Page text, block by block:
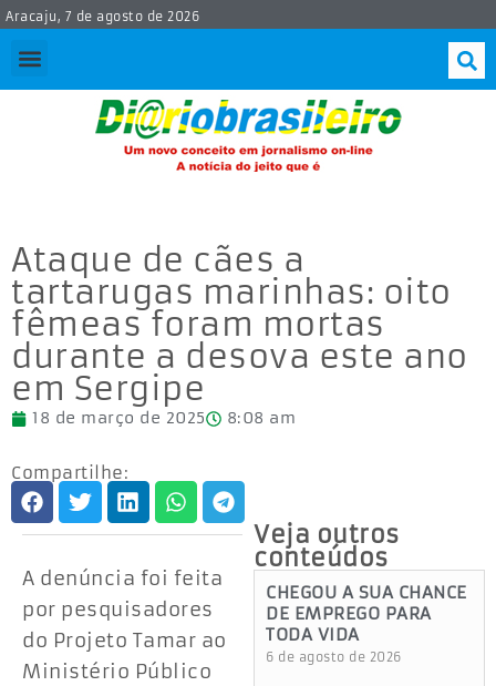
Aracaju, 7 de agosto de 2026
Ataque de cães a
tartarugas marinhas: oito
fêmeas foram mortas
durante a desova este ano
em Sergipe
18 de março de 2025 8:08 am
Compartilhe:
A denúncia foi feita
por pesquisadores
do Projeto Tamar ao
Ministério Público
Veja outros
conteúdos
CHEGOU A SUA CHANCE
DE EMPREGO PARA
TODA VIDA
6 de agosto de 2026